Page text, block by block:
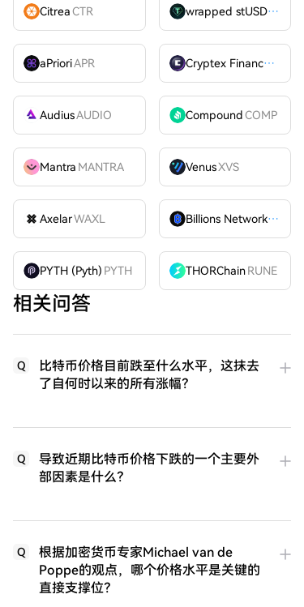
CitreaCTR wrapped stUSDT
aPrioriAPR Cryptex FinanceCTX
AudiusAUDIO CompoundCOMP
Mantra MANTRA VenusXVS
AxelarWAXL Billions Network
BILL
PYTH (Pyth) PYTH THORChain RUNE
相关问答
Q
比特币价格目前跌至什么水平，这抹去
了自何时以来的所有涨幅？
Q
导致近期比特币价格下跌的一个主要外
部因素是什么？
Q
根据加密货币专家Michael van de
Poppe的观点，哪个价格水平是关键的
直接支撑位？